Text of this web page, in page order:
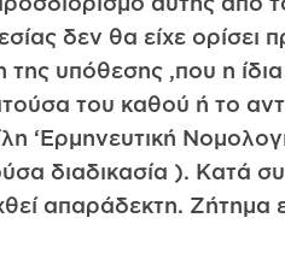
δεν θα είχε ορίσει
της υπόθεσης ,που η
του καθού ή το
‘Ερμηνευτική
διαδικασία ). Κατά
απαράδεκτη. Ζήτημα